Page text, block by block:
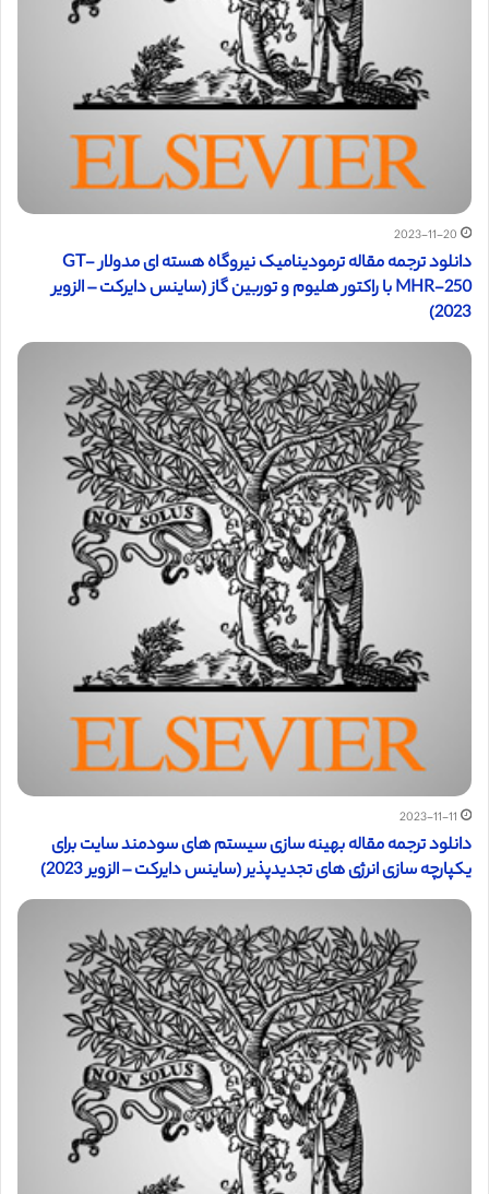
2023-11-20
دانلود ترجمه مقاله ترمودینامیک نیروگاه هسته ای مدولار GT-
MHR-250 با راکتور هلیوم و توربین گاز (ساینس دایرکت – الزویر
2023)
2023-11-11
دانلود ترجمه مقاله بهینه سازی سیستم های سودمند سایت برای
یکپارچه سازی انرژی های تجدیدپذیر (ساینس دایرکت – الزویر 2023)